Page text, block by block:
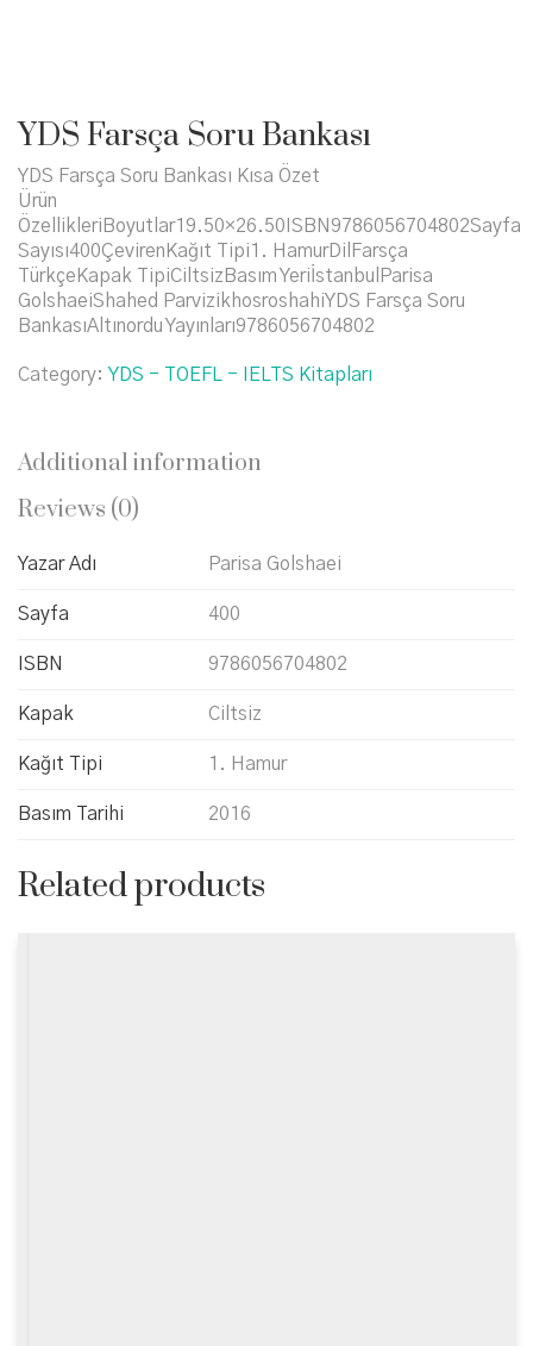
YDS Farsça Soru Bankası
YDS Farsça Soru Bankası Kısa Özet
Ürün
ÖzellikleriBoyutlar19.50×26.50ISBN9786056704802Sayfa
Sayısı400ÇevirenKağıt Tipi1. HamurDilFarsça
TürkçeKapak TipiCiltsizBasım YeriİstanbulParisa
GolshaeiShahed ParvizikhosroshahiYDS Farsça Soru
BankasıAltınordu Yayınları9786056704802
Category: YDS - TOEFL - IELTS Kitapları
Additional information
Reviews (0)
Yazar Adı Parisa Golshaei
Sayfa 400
ISBN 9786056704802
Kapak Ciltsiz
Kağıt Tipi 1. Hamur
Basım Tarihi 2016
Related products